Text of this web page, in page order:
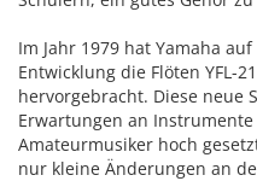
Im Jahr 1979 hat Yamaha
Entwicklung die Flöten YFL-
hervorgebracht. Diese neue
Erwartungen an
Amateurmusiker hoch
nur kleine Änderungen an